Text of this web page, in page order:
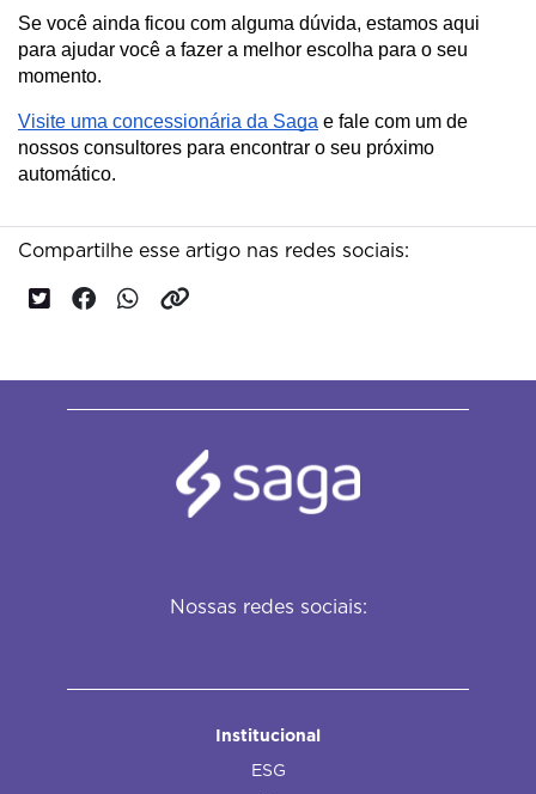
Se você ainda ficou com alguma dúvida, estamos aqui
para ajudar você a fazer a melhor escolha para o seu
momento.
Visite uma concessionária da Saga e fale com um de
nossos consultores para encontrar o seu próximo
automático.
Compartilhe esse artigo nas redes sociais:
Nossas redes sociais:
Institucional
ESG